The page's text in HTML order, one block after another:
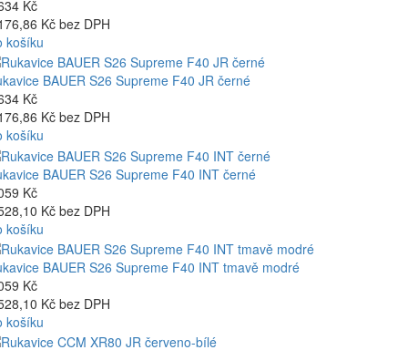
Kč
Kč bez DPH
košíku
BAUER S26 Supreme F40 JR černé
Kč
Kč bez DPH
košíku
BAUER S26 Supreme F40 INT černé
Kč
Kč bez DPH
košíku
BAUER S26 Supreme F40 INT tmavě modré
Kč
Kč bez DPH
košíku